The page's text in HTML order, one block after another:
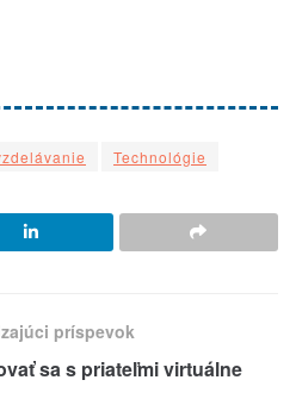
Technológie
príspevok
sa s priateľmi virtuálne